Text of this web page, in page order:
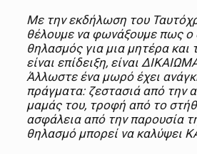
Με την εκδήλωση του
θέλουμε να φωνάξουμε πως ο
θηλασμός για μια μητέρα και
είναι επίδειξη, είναι
Άλλωστε ένα μωρό έχει
πράγματα: ζεστασιά από την
μαμάς του, τροφή από το
ασφάλεια από την παρουσία
θηλασμό μπορεί να καλύψει